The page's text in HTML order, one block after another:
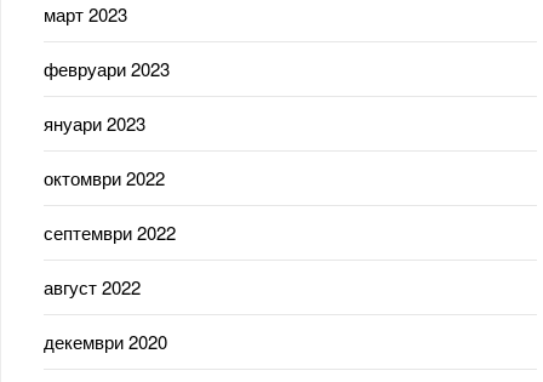
март 2023
февруари 2023
януари 2023
октомври 2022
септември 2022
август 2022
декември 2020